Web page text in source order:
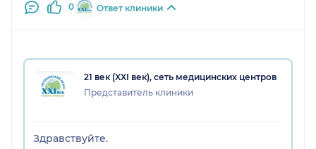
0 Ответ клиники
21 век (XXI век), сеть медицинских центров
Представитель клиники
Здравствуйте.